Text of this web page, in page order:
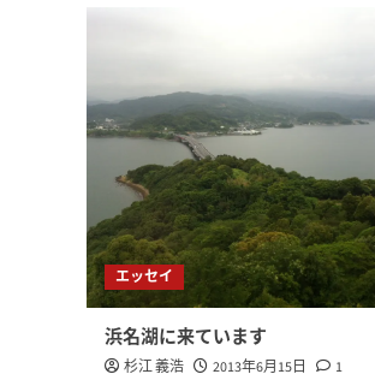
エッセイ
浜名湖に来ています
杉江 義浩 2013年6月15日
1